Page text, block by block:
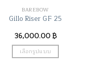
BAREBOW
Gillo Riser GF 25
36,000.00฿
เลือกรูปแบบ